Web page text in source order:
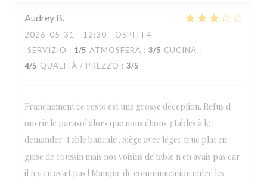
Audrey B
2026-05-31 - 12:30 - OSPITI 4
SERVIZIO : 1/5 ATMOSFERA : 3/5 CUCINA :
4/5 QUALITÀ / PREZZO : 3/5
Franchement ce resto est une grosse déception. Refus d
ouvrir le parasol alors que nous étions 3 tables à le
demander. Table bancale . Siège avec léger truc plat en
guise de coussin mais nos voisins de table n en avais pas car
il n y en avait pas ! Manque de communication entre les